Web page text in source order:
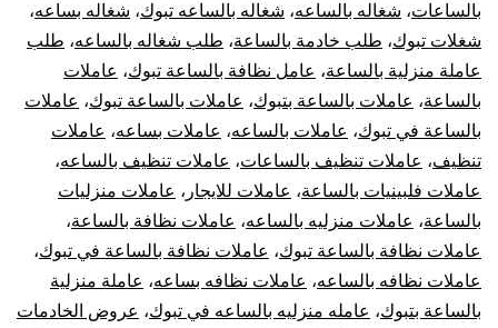
بالساعات، شغاله بالساعه، شغاله بالساعه تبوك، شغاله بساعه،
شغلات تبوك، طلب خادمة بالساعة، طلب شغاله بالساعه، طلب
عاملة منزلية بالساعة، عامل نظافة بالساعة تبوك، عاملات
بالساعة، عاملات بالساعة بتبوك، عاملات بالساعة تبوك، عاملات
بالساعة في تبوك، عاملات بالساعه، عاملات بساعه، عاملات
تنظيف، عاملات تنظيف بالساعات، عاملات تنظيف بالساعه،
عاملات فلبينيات بالساعة، عاملات للايجار ، عاملات منزليات
بالساعة، عاملات منزليه بالساعه، عاملات نظافة بالساعة،
عاملات نظافة بالساعة تبوك، عاملات نظافة بالساعة في تبوك،
عاملات نظافه بالساعه، عاملات نظافه بساعه، عاملة منزلية
بالساعة بتبوك، عامله منزليه بالساعه في تبوك، عروض الخادمات